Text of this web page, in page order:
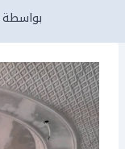
بواسطة